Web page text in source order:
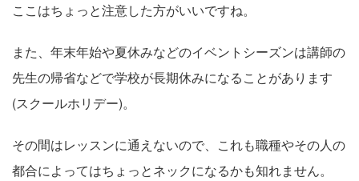
ここはちょっと注意した方がいいですね。
また、年末年始や夏休みなどのイベントシーズンは講師の
先生の帰省などで学校が長期休みになることがあります
(スクールホリデー)。
その間はレッスンに通えないので、これも職種やその人の
都合によってはちょっとネックになるかも知れません。